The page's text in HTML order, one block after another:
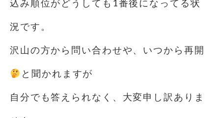
込み順位がどうしても1番後になってる状
況です。
沢山の方から問い合わせや、いつから再開
と聞かれますが
自分でも答えられなく、大変申し訳ありま